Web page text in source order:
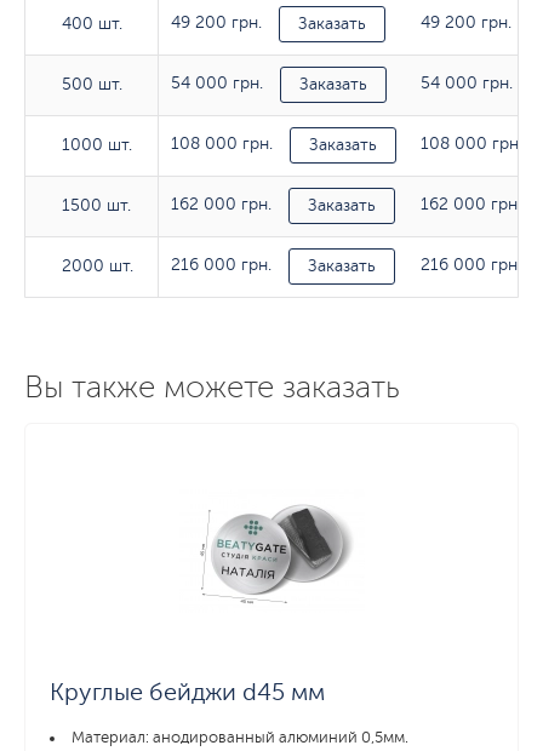
400 шт.
500 шт.
1000 шт.
1500 шт.
2000 шт.
400 шт. 49 200 грн. Заказать 49 200 грн.
500 шт. 54 000 грн. Заказать 54 000 грн.
1000 шт. 108 000 грн. Заказать 108 000 грн.
1500 шт. 162 000 грн. Заказать 162 000 грн.
2000 шт. 216 000 грн. Заказать 216 000 грн.
Вы также можете заказать
Круглые бейджи d45 мм
Материал: анодированный алюминий 0,5мм.